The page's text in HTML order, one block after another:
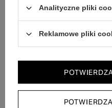
Zobacz
Analityczne pliki
Reklamowe pliki